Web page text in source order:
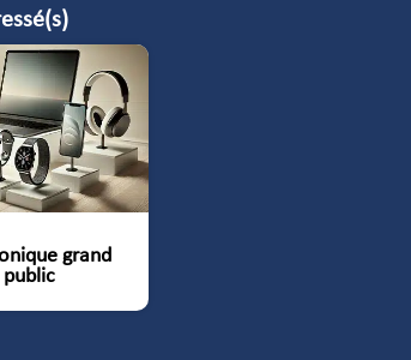
grand
public